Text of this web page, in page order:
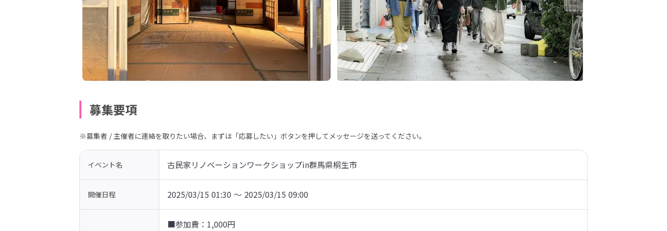
募集要項
※募集者 / 主催者に連絡を取りたい場合、まずは「応募したい」ボタンを押してメッセージを送ってください。
イベント名 古民家リノベーションワークショップin群馬県桐生市
開催日程 2025/03/15 01:30 〜 2025/03/15 09:00
■参加費：1,000円